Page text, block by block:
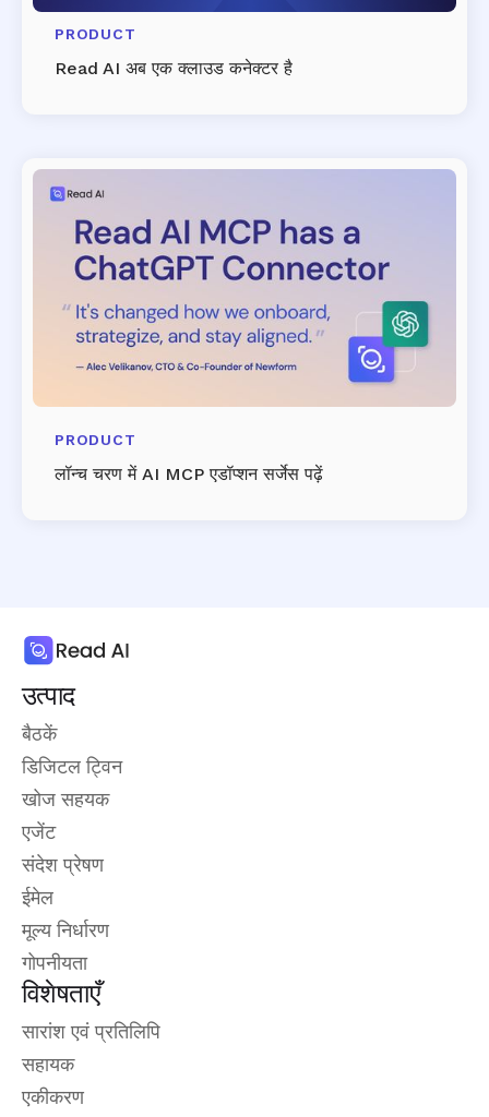
PRODUCT
Read AI अब एक क्लाउड कनेक्टर है
PRODUCT
लॉन्च चरण में AI MCP एडॉप्शन सर्जेस पढ़ें
उत्पाद
बैठकें
डिजिटल ट्विन
खोज सहयक
एजेंट
संदेश प्रेषण
ईमेल
मूल्य निर्धारण
गोपनीयता
विशेषताएँ
सारांश एवं प्रतिलिपि
सहायक
एकीकरण